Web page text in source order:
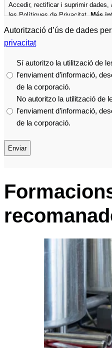
Accedir, rectificar i suprimir dades,
les Polítiques de Privacitat.Més
Autorització d’ús de dades
privacitat
Sí autoritzo la utilització de
l’enviament d’informació,
de la corporació.
No autoritzo la utilització de
l’enviament d’informació,
de la corporació.